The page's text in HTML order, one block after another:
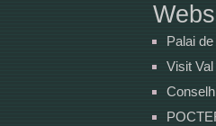
Palai
Visit Val